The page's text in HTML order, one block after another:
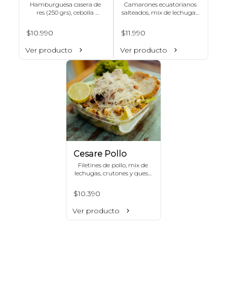
Hamburguesa casera de
res (250 grs), cebolla
muzzarella fundido y
fritas.
$10.990
Ver producto
Camarones ecuatorianos
salteados, mix de lechugas,
$11.990
Ver producto
Cesare Pollo
Filetines de pollo, mix de
lechugas, crutones y queso
$10.390
Ver producto